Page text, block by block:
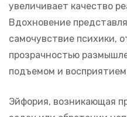
увеличивает качество
Вдохновение
самочувствие психики,
прозрачностью
подъемом и
Эйфория, возникающая